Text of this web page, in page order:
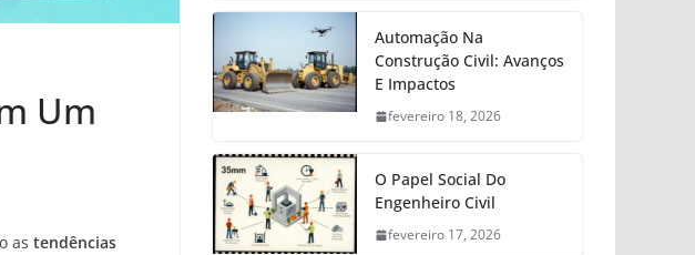
Um
as tendências
Automação Na
Construção Civil: Avanços
E Impactos
fevereiro 18, 2026
O Papel Social Do
Engenheiro Civil
fevereiro 17, 2026